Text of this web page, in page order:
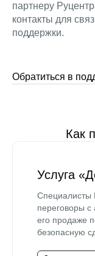
партнеру
контакты для
поддержки.
Обратиться в
Как
Услуга
Специалисты
переговоры
его продаже
безопасную